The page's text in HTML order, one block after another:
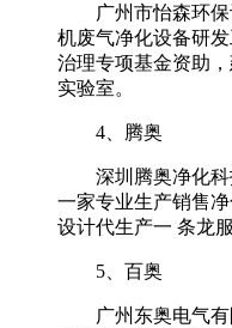
广州市怡森环保
机废气净化设备研
治理专项基金资助
实验室。
4、腾奥
深圳腾奥净化科
一家专业生产销售
设计代生产一 条龙
5、百奥
广州东奥电气有